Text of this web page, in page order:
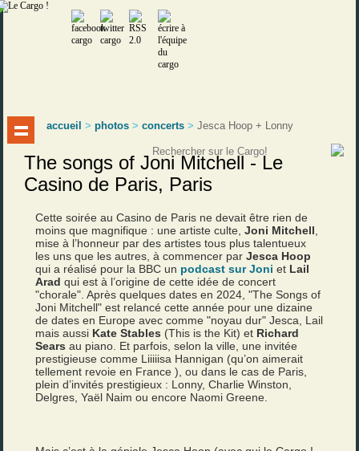
accueil >photos >concerts >Jesca Hoop + Lonny
The songs of Joni Mitchell - Le
Casino de Paris, Paris
Cette soirée au Casino de Paris ne devait être rien de
moins que magnifique : une artiste culte, Joni Mitchell
mise à l’honneur par des artistes tous plus talentueux
les uns que les autres, à commencer parJesca Hoop
qui a réalisé pour la BBC un podcast sur Joni et Lail
Arad qui est à l’origine de cette idée de concert
"chorale". Après quelques dates en 2024, "The Songs of
Joni Mitchell" est relancé cette année pour une dizaine
de dates en Europe avec comme "noyau dur" Jesca, Lail
mais aussi Kate Stables (This is the Kit) et Richard
Sears au piano. Et parfois, selon la ville, une invitée
prestigieuse comme Liiiiisa Hannigan (qu’on aimerait
tellement revoie en France ), ou dans le cas de Paris,
plein d’invités prestigieux : Lonny, Charlie Winston,
Delgres, Yaël Naim ou encore Naomi Greene.